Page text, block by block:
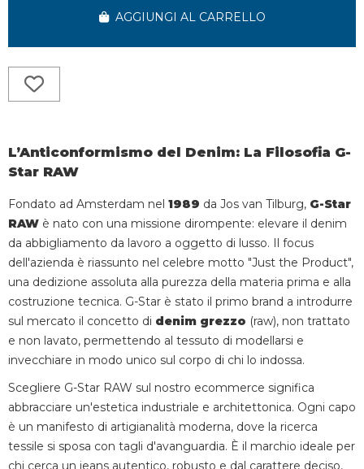
AGGIUNGI AL CARRELLO
L’Anticonformismo del Denim: La Filosofia G-
Star RAW
Fondato ad Amsterdam nel 1989 da Jos van Tilburg, G-Star
RAW è nato con una missione dirompente: elevare il denim
da abbigliamento da lavoro a oggetto di lusso. Il focus
dell'azienda è riassunto nel celebre motto "Just the Product",
una dedizione assoluta alla purezza della materia prima e alla
costruzione tecnica. G-Star è stato il primo brand a introdurre
sul mercato il concetto di denim grezzo (raw), non trattato
e non lavato, permettendo al tessuto di modellarsi e
invecchiare in modo unico sul corpo di chi lo indossa.
Scegliere G-Star RAW sul nostro ecommerce significa
abbracciare un'estetica industriale e architettonica. Ogni capo
è un manifesto di artigianalità moderna, dove la ricerca
tessile si sposa con tagli d'avanguardia. È il marchio ideale per
chi cerca un jeans autentico, robusto e dal carattere deciso,